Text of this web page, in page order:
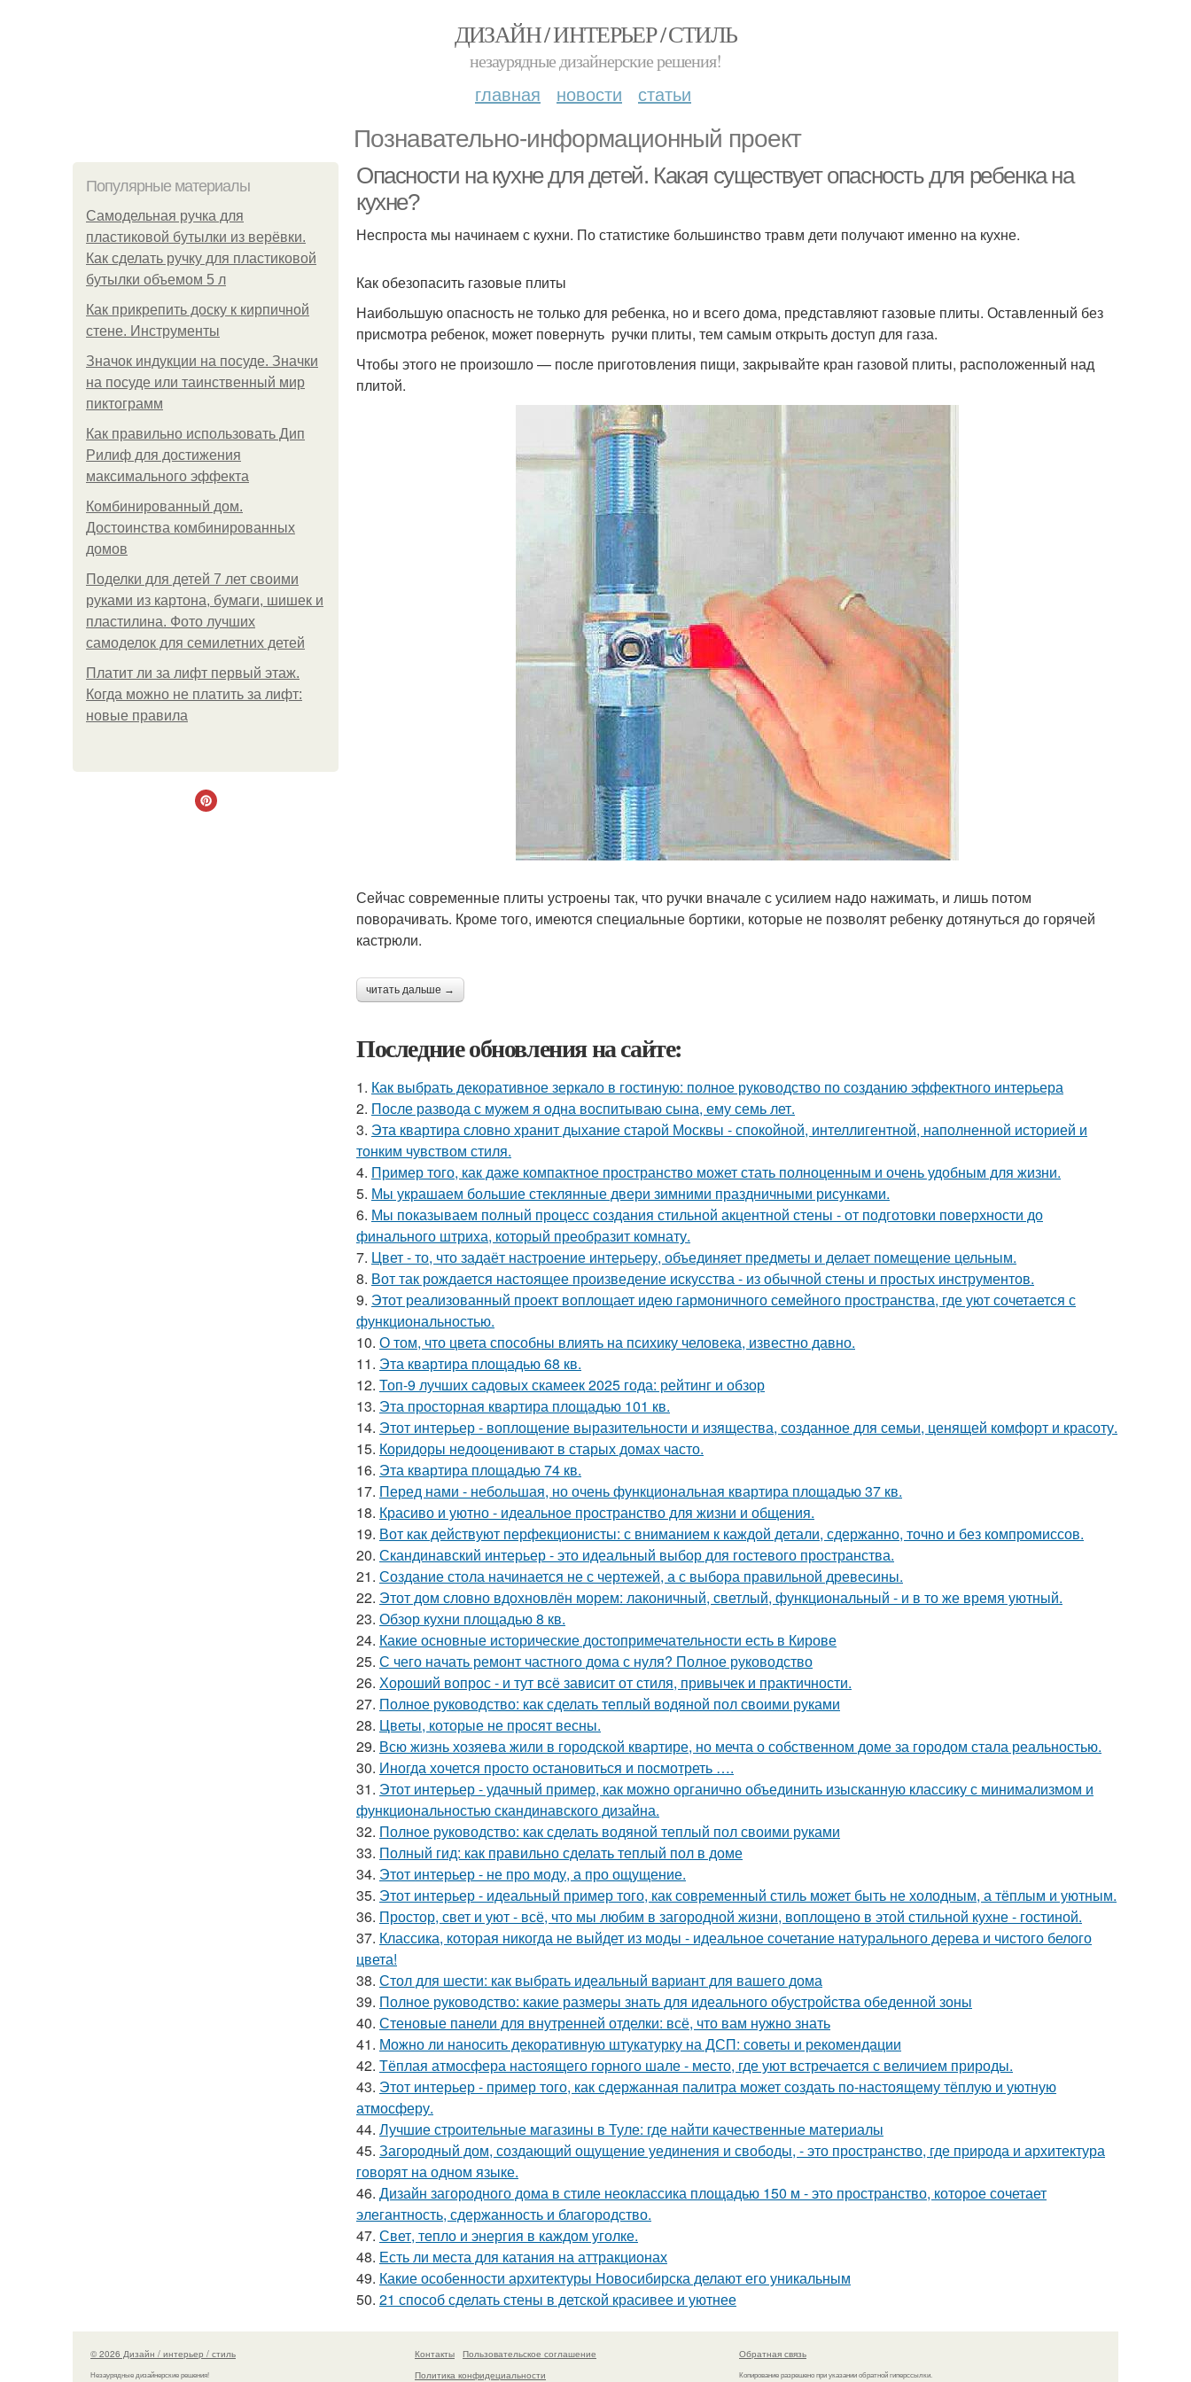
ДИЗАЙН / ИНТЕРЬЕР / СТИЛЬ
незаурядные дизайнерские решения!
главная новости статьи
Познавательно-информационный проект
Популярные материалы
Самодельная ручка для
пластиковой бутылки из верёвки.
Как сделать ручку для пластиковой
бутылки объемом 5 л
Как прикрепить доску к кирпичной
стене. Инструменты
Значок индукции на посуде. Значки
на посуде или таинственный мир
пиктограмм
Как правильно использовать Дип
Рилиф для достижения
максимального эффекта
Комбинированный дом.
Достоинства комбинированных
домов
Поделки для детей 7 лет своими
руками из картона, бумаги, шишек и
пластилина. Фото лучших
самоделок для семилетних детей
Платит ли за лифт первый этаж.
Когда можно не платить за лифт:
новые правила
Опасности на кухне для детей. Какая существует опасность для ребенка на
кухне?
Неспроста мы начинаем с кухни. По статистике большинство травм дети получают именно на кухне.
Как обезопасить газовые плиты
Наибольшую опасность не только для ребенка, но и всего дома, представляют газовые плиты. Оставленный без
присмотра ребенок, может повернуть ручки плиты, тем самым открыть доступ для газа.
Чтобы этого не произошло — после приготовления пищи, закрывайте кран газовой плиты, расположенный над
плитой.
Сейчас современные плиты устроены так, что ручки вначале с усилием надо нажимать, и лишь потом
поворачивать. Кроме того, имеются специальные бортики, которые не позволят ребенку дотянуться до горячей
кастрюли.
читать дальше →
Последние обновления на сайте:
1. Как выбрать декоративное зеркало в гостиную: полное руководство по созданию эффектного интерьера
2. После развода с мужем я одна воспитываю сына, ему семь лет.
3. Эта квартира словно хранит дыхание старой Москвы - спокойной, интеллигентной, наполненной историей и
тонким чувством стиля.
4. Пример того, как даже компактное пространство может стать полноценным и очень удобным для жизни.
5. Мы украшаем большие стеклянные двери зимними праздничными рисунками.
6. Мы показываем полный процесс создания стильной акцентной стены - от подготовки поверхности до
финального штриха, который преобразит комнату.
7. Цвет - то, что задаёт настроение интерьеру, объединяет предметы и делает помещение цельным.
8. Вот так рождается настоящее произведение искусства - из обычной стены и простых инструментов.
9. Этот реализованный проект воплощает идею гармоничного семейного пространства, где уют сочетается с
функциональностью.
10. О том, что цвета способны влиять на психику человека, известно давно.
11. Эта квартира площадью 68 кв.
12. Топ-9 лучших садовых скамеек 2025 года: рейтинг и обзор
13. Эта просторная квартира площадью 101 кв.
14. Этот интерьер - воплощение выразительности и изящества, созданное для семьи, ценящей комфорт и красоту.
15. Коридоры недооценивают в старых домах часто.
16. Эта квартира площадью 74 кв.
17. Перед нами - небольшая, но очень функциональная квартира площадью 37 кв.
18. Красиво и уютно - идеальное пространство для жизни и общения.
19. Вот как действуют перфекционисты: с вниманием к каждой детали, сдержанно, точно и без компромиссов.
20. Скандинавский интерьер - это идеальный выбор для гостевого пространства.
21. Создание стола начинается не с чертежей, а с выбора правильной древесины.
22. Этот дом словно вдохновлён морем: лаконичный, светлый, функциональный - и в то же время уютный.
23. Обзор кухни площадью 8 кв.
24. Какие основные исторические достопримечательности есть в Кирове
25. С чего начать ремонт частного дома с нуля? Полное руководство
26. Хороший вопрос - и тут всё зависит от стиля, привычек и практичности.
27. Полное руководство: как сделать теплый водяной пол своими руками
28. Цветы, которые не просят весны.
29. Всю жизнь хозяева жили в городской квартире, но мечта о собственном доме за городом стала реальностью.
30. Иногда хочется просто остановиться и посмотреть ….
31. Этот интерьер - удачный пример, как можно органично объединить изысканную классику с минимализмом и
функциональностью скандинавского дизайна.
32. Полное руководство: как сделать водяной теплый пол своими руками
33. Полный гид: как правильно сделать теплый пол в доме
34. Этот интерьер - не про моду, а про ощущение.
35. Этот интерьер - идеальный пример того, как современный стиль может быть не холодным, а тёплым и уютным.
36. Простор, свет и уют - всё, что мы любим в загородной жизни, воплощено в этой стильной кухне - гостиной.
37. Классика, которая никогда не выйдет из моды - идеальное сочетание натурального дерева и чистого белого
цвета!
38. Стол для шести: как выбрать идеальный вариант для вашего дома
39. Полное руководство: какие размеры знать для идеального обустройства обеденной зоны
40. Стеновые панели для внутренней отделки: всё, что вам нужно знать
41. Можно ли наносить декоративную штукатурку на ДСП: советы и рекомендации
42. Тёплая атмосфера настоящего горного шале - место, где уют встречается с величием природы.
43. Этот интерьер - пример того, как сдержанная палитра может создать по-настоящему тёплую и уютную
атмосферу.
44. Лучшие строительные магазины в Туле: где найти качественные материалы
45. Загородный дом, создающий ощущение уединения и свободы, - это пространство, где природа и архитектура
говорят на одном языке.
46. Дизайн загородного дома в стиле неоклассика площадью 150 м - это пространство, которое сочетает
элегантность, сдержанность и благородство.
47. Свет, тепло и энергия в каждом уголке.
48. Есть ли места для катания на аттракционах
49. Какие особенности архитектуры Новосибирска делают его уникальным
50. 21 способ сделать стены в детской красивее и уютнее
© 2026 Дизайн / интерьер / стиль
Незаурядные дизайнерские решения!
Контакты
Пользовательское соглашение
Политика конфидециальности
Обратная связь
Копирование разрешено при указании обратной гиперссылки.